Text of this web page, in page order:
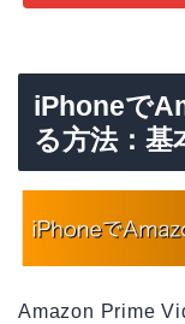
iPhoneで
る方法：基
Amazon Prime